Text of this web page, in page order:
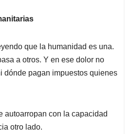
que la humanidad es una.
a otros. Y en ese dolor no
dónde pagan impuestos quienes
autoarropan con la capacidad
otro lado.